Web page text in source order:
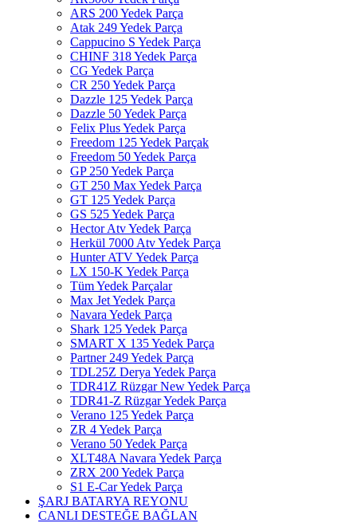
ARS 200 Yedek Parça
Atak 249 Yedek Parça
Cappucino S Yedek Parça
CHINF 318 Yedek Parça
CG Yedek Parça
CR 250 Yedek Parça
Dazzle 125 Yedek Parça
Dazzle 50 Yedek Parça
Felix Plus Yedek Parça
Freedom 125 Yedek Parçak
Freedom 50 Yedek Parça
GP 250 Yedek Parça
GT 250 Max Yedek Parça
GT 125 Yedek Parça
GS 525 Yedek Parça
Hector Atv Yedek Parça
Herkül 7000 Atv Yedek Parça
Hunter ATV Yedek Parça
LX 150-K Yedek Parça
Tüm Yedek Parçalar
Max Jet Yedek Parça
Navara Yedek Parça
Shark 125 Yedek Parça
SMART X 135 Yedek Parça
Partner 249 Yedek Parça
TDL25Z Derya Yedek Parça
TDR41Z Rüzgar New Yedek Parça
TDR41-Z Rüzgar Yedek Parça
Verano 125 Yedek Parça
ZR 4 Yedek Parça
Verano 50 Yedek Parça
XLT48A Navara Yedek Parça
ZRX 200 Yedek Parça
S1 E-Car Yedek Parça
ŞARJ BATARYA REYONU
CANLI DESTEĞE BAĞLAN